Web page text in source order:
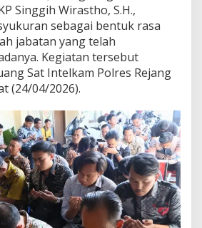
Singgih Wirastho, S.H.,
sebagai bentuk rasa
jabatan yang telah
Kegiatan tersebut
Sat Intelkam Polres Rejang
(24/04/2026).